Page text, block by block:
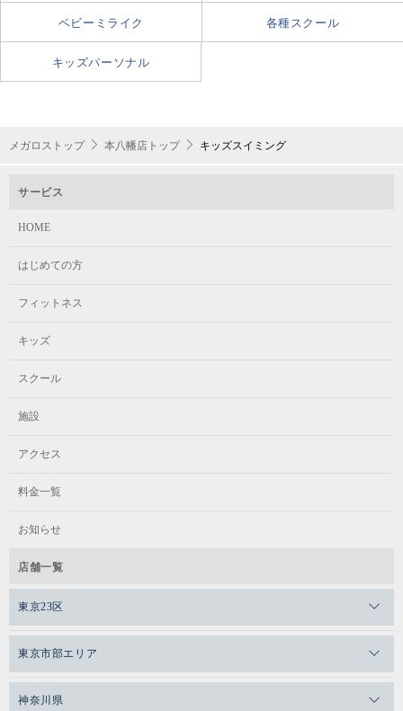
100m個人メドレー（フォー
25ｍタイム測定（クロールま
たは背泳ぎ）
メガスイマー
ベビーミライク 各種スクール
キッズパーソナル
メガロストップ 本八幡店トップ キッズスイミング
サービス
HOME
はじめての方
フィットネス
キッズ
スクール
施設
アクセス
料金一覧
お知らせ
店舗一覧
東京23区
メガロスルフレ恵比寿
東京市部エリア
神奈川県